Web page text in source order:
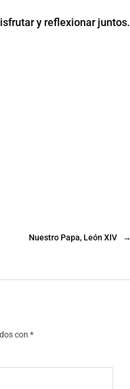
y reflexionar juntos.
→
Nuestro Papa, León XIV
con *